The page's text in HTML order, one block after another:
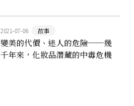
2021-07-06 故事
變美的代價、迷人的危險──幾
千年來，化妝品潛藏的中毒危機